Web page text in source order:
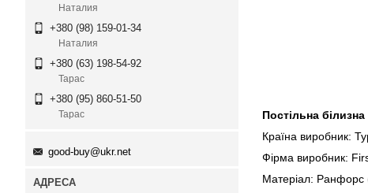
Постільна
Країна виробник:
Фірма виробник:
Матеріал: Ранфорс
Наталия
+380 (98) 159-01-34
Наталия
+380 (63) 198-54-92
Тарас
+380 (95) 860-51-50
Тарас
good-buy@ukr.net